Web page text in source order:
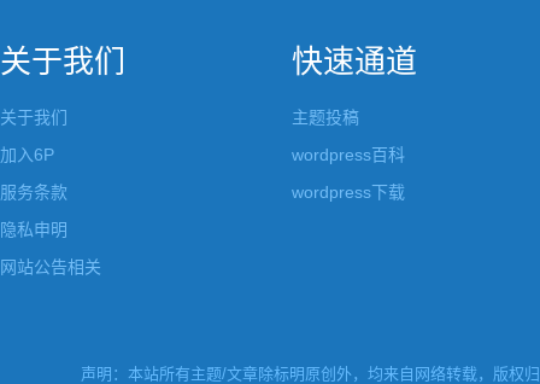
关于我们
关于我们
加入6P
服务条款
隐私申明
网站公告相关
快速通道
主题投稿
wordpress百科
wordpress下载
声明：本站所有主题/文章除标明原创外，均来自网络转载，版权